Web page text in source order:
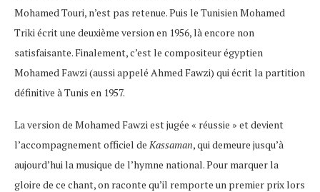
Mohamed Touri, n’est pas retenue. Puis le Tunisien Mohamed
Triki écrit une deuxième version en 1956, là encore non
satisfaisante. Finalement, c’est le compositeur égyptien
Mohamed Fawzi (aussi appelé Ahmed Fawzi) qui écrit la partition
définitive à Tunis en 1957.
La version de Mohamed Fawzi est jugée « réussie » et devient
l’accompagnement officiel de Kassaman, qui demeure jusqu’à
aujourd’hui la musique de l’hymne national. Pour marquer la
gloire de ce chant, on raconte qu’il remporte un premier prix lors